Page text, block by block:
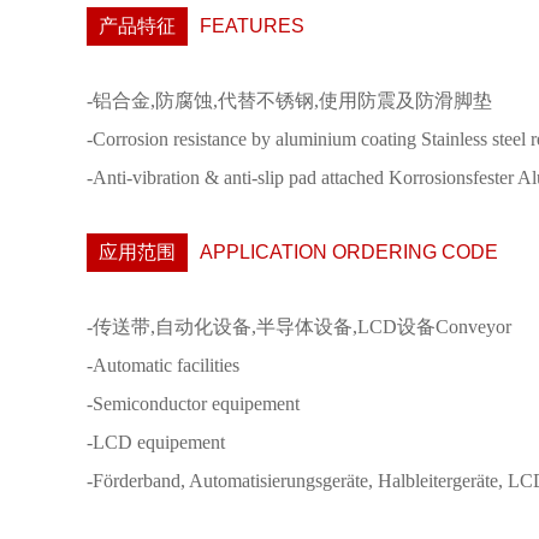
产品特征 FEATURES
-铝合金,防腐蚀,代替不锈钢,使用防震及防滑脚垫
-Corrosion resistance by aluminium coating Stainless steel
-Anti-vibration & anti-slip pad attached Korrosionsfester
应用范围 APPLICATION ORDERING CODE
-传送带,自动化设备,半导体设备,LCD设备Conveyor
-Automatic facilities
-Semiconductor equipement
-LCD equipement
-Förderband, Automatisierungsgeräte, Halbleitergeräte,